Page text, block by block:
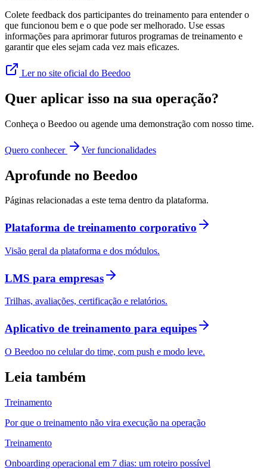
Colete feedback dos participantes do treinamento para entender o
que funcionou bem e o que pode ser melhorado. Use essas
informações para aprimorar futuros programas de treinamento e
garantir que eles sejam cada vez mais eficazes.
Ler no site oficial do Beedoo
Quer aplicar isso na sua operação?
Conheça o Beedoo ou agende uma demonstração com nosso time.
Quero conhecer Ver funcionalidades
Aprofunde no Beedoo
Páginas relacionadas a este tema dentro da plataforma.
Plataforma de treinamento corporativo
Visão geral da plataforma e dos módulos.
LMS para empresas
Trilhas, avaliações, certificação e relatórios.
Aplicativo de treinamento para equipes
O Beedoo no celular do time, com push e modo leve.
Leia também
Treinamento
Por que o treinamento não vira execução na operação
Treinamento
Onboarding operacional em 7 dias: um roteiro possível